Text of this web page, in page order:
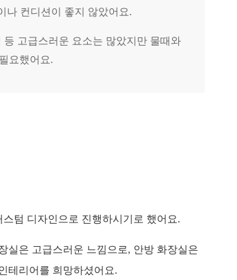
나 컨디션이 좋지 않았어요.
고급스러운 요소는 많았지만 물때와
요했어요.
스텀 디자인 으로 진행하시기로 했어요.
실은 고급스러운 느낌으로, 안방 화장실은
테리어를 희망하셨어요.